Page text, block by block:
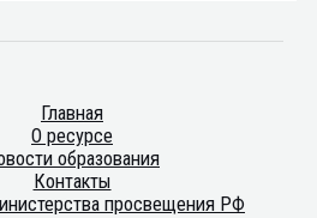
Главная
О ресурсе
образования
Контакты
просвещения РФ